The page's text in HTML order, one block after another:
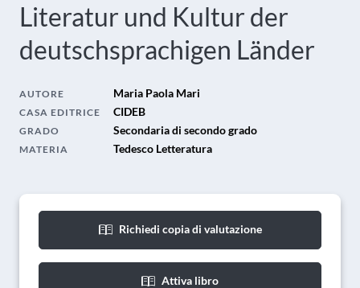
Literatur und Kultur der
deutschsprachigen Länder
AUTORE Maria Paola Mari
CASA EDITRICE CIDEB
GRADO Secondaria di secondo grado
MATERIA Tedesco Letteratura
Richiedi copia di valutazione
Attiva libro